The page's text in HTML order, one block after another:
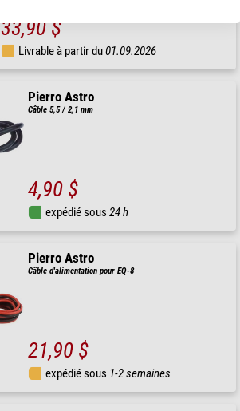
33,90 $
Livrable à partir du01.09.2026
Pierro Astro
Câble 5,5 / 2,1 mm
4,90 $
expédié sous24 h
Pierro Astro
Câble d'alimentation pour EQ-8
21,90 $
expédié sous 1-2 semaines